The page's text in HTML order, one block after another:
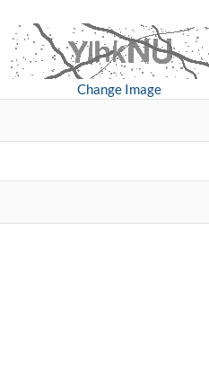
Change Image